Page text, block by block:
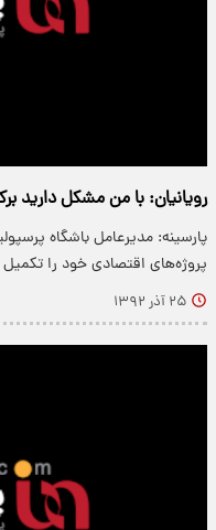
رویانیان: با من مشکل دارید
پارسینه: مدیرعامل باشگاه
پروژه‌های اقتصادی خود را
۲۵ آذر ۱۳۹۲